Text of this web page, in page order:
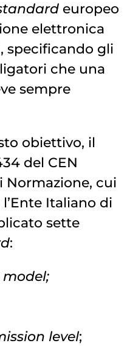
europeo
elettronica
specificando gli
che una
sempre
obiettivo, il
del CEN
Normazione, cui
Italiano di
sette
:
level;